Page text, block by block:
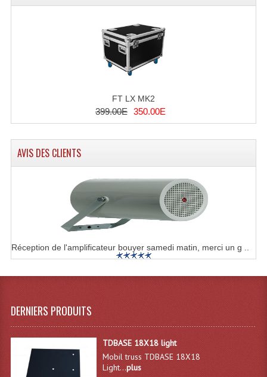
Système Boucle Magnétique
Structures, Pieds, Ponts...
Angle AG29 Structure Contest
Angle DECO22Q Structure Contest
Angle DUO Structure Contest
Angles Structure ASD SX290
Angles Structure Duo290
Angles Structure TRIO290
FT LX MK2
399.00E 350.00E
AVIS DES CLIENTS
Réception de l'amplificateur bouyer samedi matin, merci un g ..
DERNIERS PRODUITS
TDBASE 18X18 light
Mobil truss TDBASE 18X18
Light...plus